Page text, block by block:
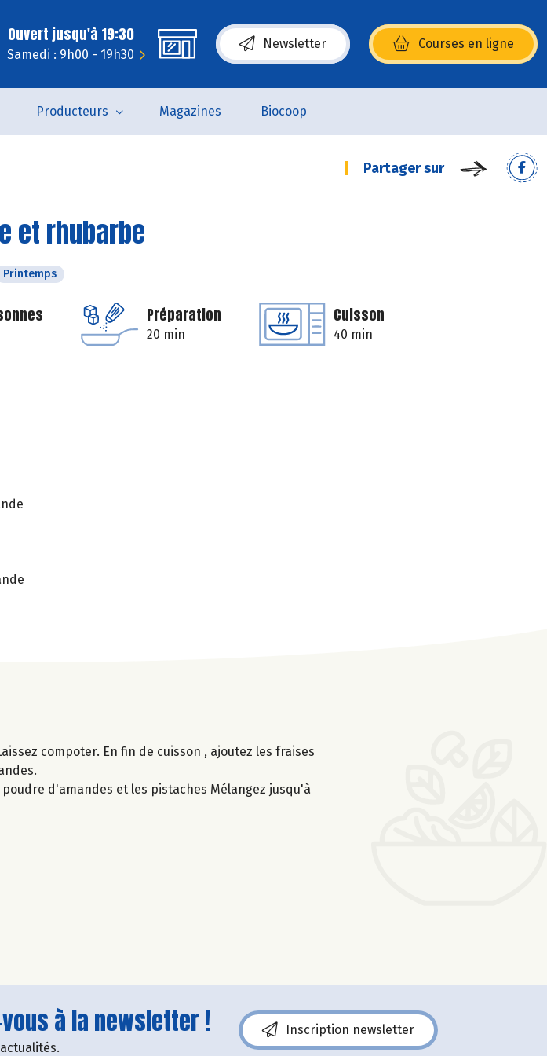
Ouvert jusqu'à 19:30
Samedi : 9h00 - 19h30
Newsletter Courses en ligne
(s’ouvre dans une nouvelle fenêtre)
Producteurs Magazines Biocoop
Partager sur
et rhubarbe
Printemps
Préparation
20 min
Cuisson
40 min
compoter. En fin de cuisson , ajoutez les fraises
d'amandes et les pistaches Mélangez jusqu'à
à la newsletter ! Inscription newsletter